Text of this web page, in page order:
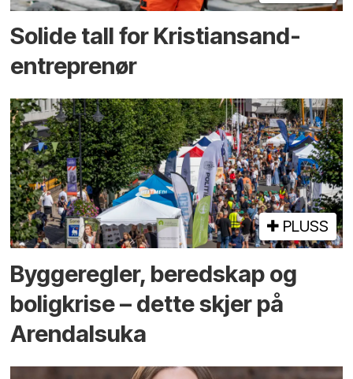
Solide tall for Kristiansand-
entreprenør
PLUSS
Bygge­regler, beredskap og
bolig­krise – dette skjer på
Arendals­uka